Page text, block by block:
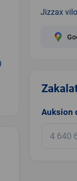
Jizzax
Auksion